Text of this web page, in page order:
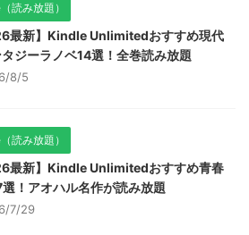
読み放題）
最新】Kindle Unlimitedおすすめ現代
ジーラノベ14選！全巻読み放題
8/5
読み放題）
最新】Kindle Unlimitedおすすめ青春
！アオハル名作が読み放題
7/29